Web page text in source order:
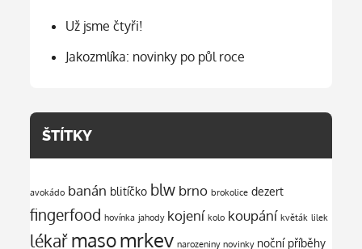
Už jsme čtyři!
Jakozmlíka: novinky po půl roce
ŠTÍTKY
avokádo banán blitíčko blw brno brokolice dezert
fingerfood hovínka jahody kojení kolo koupání květák lilek
lékařmasomrkev narozeniny novinky noční příběhy